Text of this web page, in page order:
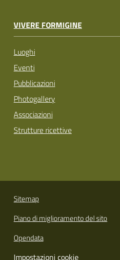
VIVERE FORMIGINE
Luoghi
Eventi
Pubblicazioni
Photogallery
Associazioni
Strutture ricettive
Sitemap
Piano di miglioramento del sito
Opendata
Impostazioni cookie